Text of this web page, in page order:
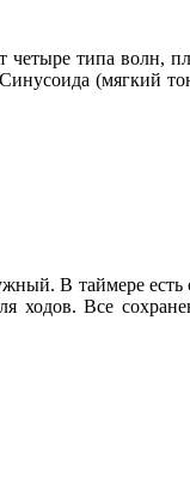
типа волн,
(мягкий
В таймере
ходов. Все